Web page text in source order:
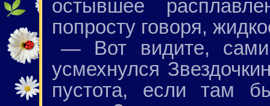
остывшее
попросту говоря,
— Вот видите,
усмехнулся
пустота, если там